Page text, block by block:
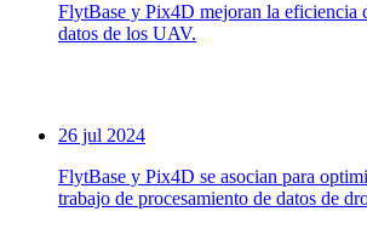
FlytBase y Pix4D mejoran la eficiencia
datos de los UAV.
26 jul 2024
FlytBase y Pix4D se asocian para
trabajo de procesamiento de datos de